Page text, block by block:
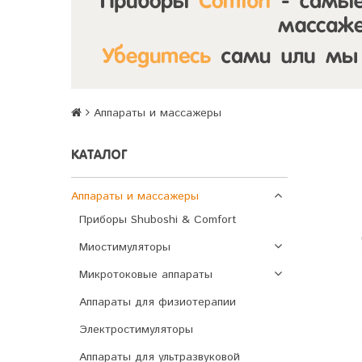
Аппараты и массажеры
КАТАЛОГ
Аппараты и массажеры
Приборы Shuboshi & Comfort
Миостимуляторы
Микротоковые аппараты
Аппараты для физиотерапии
Электростимуляторы
Аппараты для ультразвуковой